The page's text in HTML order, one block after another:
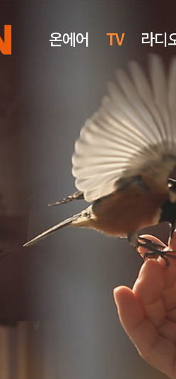
온에어 TV 라디